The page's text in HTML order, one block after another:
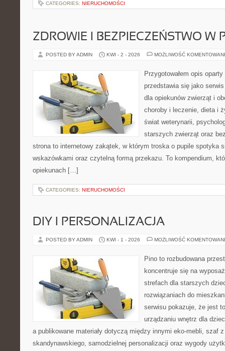
CATEGORIES: NIERUCHOMOŚCI
ZDROWIE I BEZPIECZEŃSTWO W
POSTED BY ADMIN KWI - 2 - 2026 MOŻLIWOŚĆ
Przygotowałem opis
przedstawia się jako
dla opiekunów zwierząt i
choroby i leczenie, dieta i
świat weterynarii,
starszych zwierząt oraz
strona to internetowy zakątek, w którym troska o pupile spotyka
wskazówkami oraz czytelną formą przekazu. To kompendium,
opiekunach […]
CATEGORIES: NIERUCHOMOŚCI
DIY I PERSONALIZACJA
POSTED BY ADMIN KWI - 1 - 2026 MOŻLIWOŚĆ
Pino to rozbudowana
koncentruje się na
strefach dla starszych
rozwiązaniach do
serwisu pokazuje, że jest
urządzaniu wnętrz dla
a publikowane materiały dotyczą między innymi eko-mebli, szaf
skandynawskiego, samodzielnej personalizacji oraz wygody